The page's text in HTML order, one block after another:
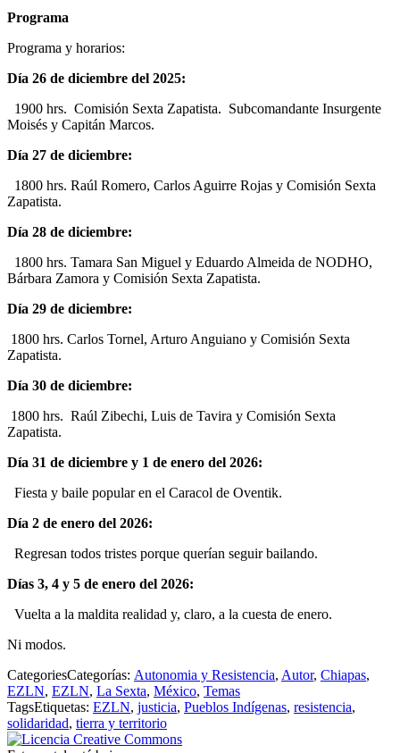
Programa
Programa y horarios:
Día 26 de diciembre del 2025:
1900 hrs. Comisión Sexta Zapatista. Subcomandante Insurgente
Moisés y Capitán Marcos.
Día 27 de diciembre:
1800 hrs. Raúl Romero, Carlos Aguirre Rojas y Comisión Sexta
Zapatista.
Día 28 de diciembre:
1800 hrs. Tamara San Miguel y Eduardo Almeida de NODHO,
Bárbara Zamora y Comisión Sexta Zapatista.
Día 29 de diciembre:
1800 hrs. Carlos Tornel, Arturo Anguiano y Comisión Sexta
Zapatista.
Día 30 de diciembre:
1800 hrs. Raúl Zibechi, Luis de Tavira y Comisión Sexta
Zapatista.
Día 31 de diciembre y 1 de enero del 2026:
Fiesta y baile popular en el Caracol de Oventik.
Día 2 de enero del 2026:
Regresan todos tristes porque querían seguir bailando.
Días 3, 4 y 5 de enero del 2026:
Vuelta a la maldita realidad y, claro, a la cuesta de enero.
Ni modos.
CategoriesCategorías: Autonomia y Resistencia, Autor, Chiapas,
EZLN, EZLN, La Sexta, México, Temas
TagsEtiquetas: EZLN, justicia, Pueblos Indígenas, resistencia,
solidaridad, tierra y territorio